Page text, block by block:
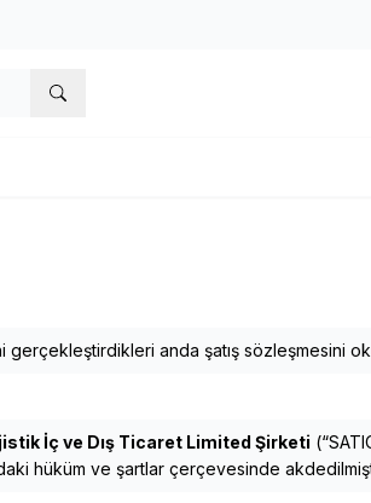
gerçekleştirdikleri anda şatış sözleşmesini
İç ve Dış Ticaret Limited Şirketi
hüküm ve şartlar çerçevesinde